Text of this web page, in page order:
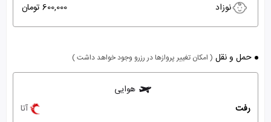
نوزاد 600,000 تومان
حمل و نقل ( امکان تغییر پروازها در رزرو وجود خواهد داشت )
هوایی
رفت
آتا